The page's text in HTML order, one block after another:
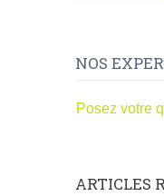
NOS
Posez votre
ARTICLES